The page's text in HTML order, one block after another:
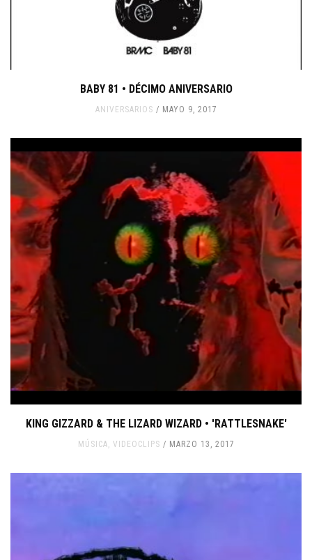
BABY 81 • DÉCIMO ANIVERSARIO
ANIVERSARIOS MAYO 9, 2017
KING GIZZARD & THE LIZARD WIZARD • 'RATTLESNAKE'
MÚSICA, VIDEOCLIPS MARZO 13, 2017